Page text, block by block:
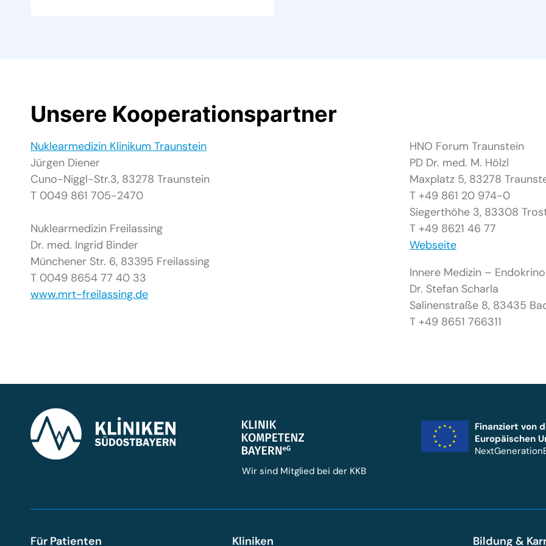
Unsere Kooperationspartner
Nuklearmedizin Klinikum Traunstein
Jürgen Diener
Cuno-Niggl-Str.3, 83278 Traunstein
T 0049 861 705-2470
Nuklearmedizin Freilassing
Dr. med. Ingrid Binder
Münchener Str. 6, 83395 Freilassing
T 0049 8654 77 40 33
www.mrt-freilassing.de
HNO Forum Traunstein
PD Dr. med. M. Hölzl
Maxplatz 5, 83278
T +49 861 20 974-0
Siegerthöhe 3, 83308
T +49 8621 46 77
Webseite
Innere Medizin –
Dr. Stefan Scharla
Salinenstraße 8, 83435
T +49 8651 766311
Wir sind Mitglied bei der KKB
Finanziert von
Europäischen
Für Patienten Kliniken Bildung &